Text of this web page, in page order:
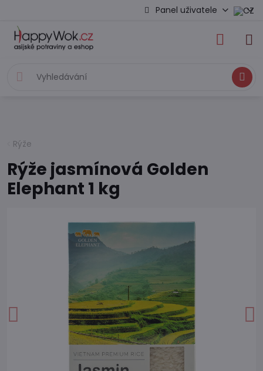
Panel uživatele
Hledat
Rýže
Rýže jasmínová Golden
Elephant 1 kg